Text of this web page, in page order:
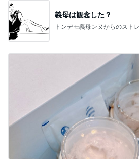
義母は観念した？
トンデモ義母ンヌからのスト